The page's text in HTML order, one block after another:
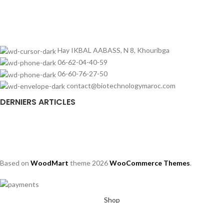
Hay IKBAL AABASS, N 8, Khouribga
06-62-04-40-59
06-60-76-27-50
contact@biotechnologymaroc.com
DERNIERS ARTICLES
Based on WoodMart theme 2026WooCommerce Themes.
Shop